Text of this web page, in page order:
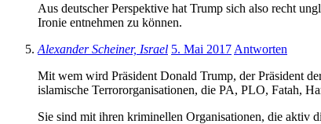
Aus deutscher Perspektive hat Trump sich also recht
Ironie entnehmen zu können.
Alexander Scheiner, Israel 5. Mai 2017 Antworten
Mit wem wird Präsident Donald Trump, der Präsident
islamische Terrororganisationen, die PA, PLO, Fatah,
Sie sind mit ihren kriminellen Organisationen, die aktiv